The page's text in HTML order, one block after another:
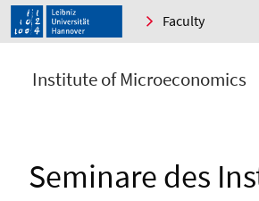
Faculty
Institute of Microeconomics
Seminare des